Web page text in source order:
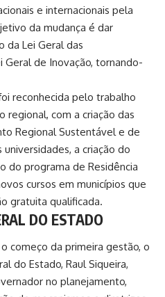
e internacionais pela
da mudança é dar
da Lei Geral das
Geral de Inovação, tornando-
reconhecida pelo trabalho
com a criação das
Regional Sustentável e de
a criação do
do programa de Residência
cursos em municípios que
gratuita qualificada.
DO ESTADO
começo da primeira gestão, o
do Estado, Raul Siqueira,
no planejamento,